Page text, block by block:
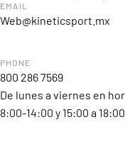
EMAIL
Web@kineticsport.mx
PHONE
800 286 7569
De lunes a viernes en
8:00-14:00 y 15:00 a 18:00